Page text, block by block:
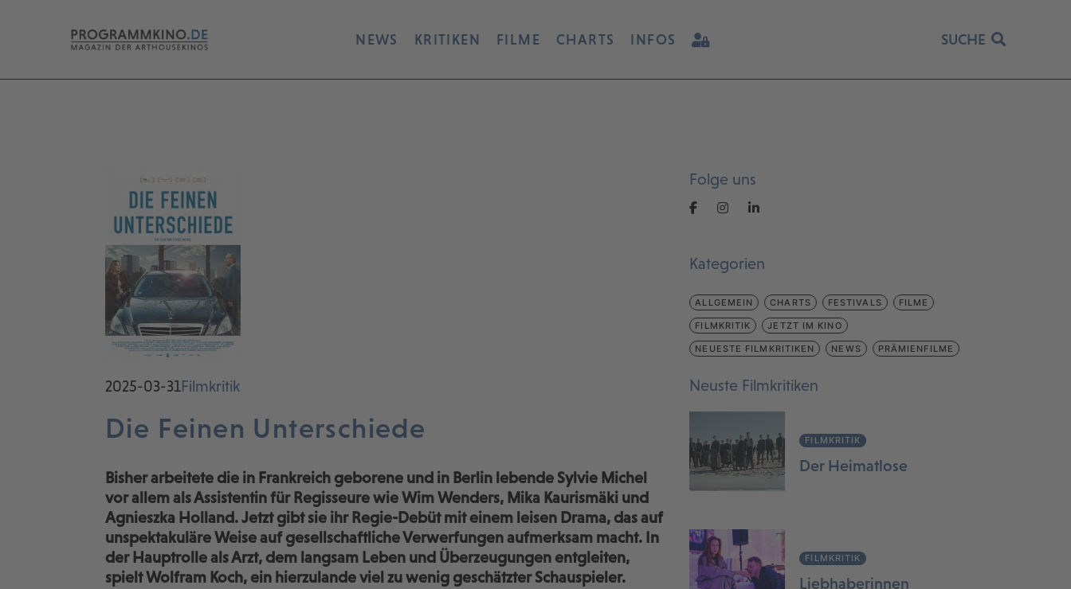
NEWS KRITIKEN FILME CHARTS INFOS SUCHE
2025-03-31Filmkritik
Die Feinen Unterschiede
Bisher arbeitete die in Frankreich geborene und in Berlin lebende Sylvie Michel
vor allem als Assistentin für Regisseure wie Wim Wenders, Mika Kaurismäki und
Agnieszka Holland. Jetzt gibt sie ihr Regie-Debüt mit einem leisen Drama, das auf
unspektakuläre Weise auf gesellschaftliche Verwerfungen aufmerksam macht. In
der Hauptrolle als Arzt, dem langsam Leben und Überzeugungen entgleiten,
spielt Wolfram Koch, ein hierzulande viel zu wenig geschätzter Schauspieler.
Folge uns
Kategorien
ALLGEMEIN CHARTS FESTIVALS FILME
FILMKRITIK JETZT IM KINO
NEUESTE FILMKRITIKEN NEWS PRÄMIENFILME
Neuste Filmkritiken
FILMKRITIK
Der Heimatlose
FILMKRITIK
Liebhaberinnen